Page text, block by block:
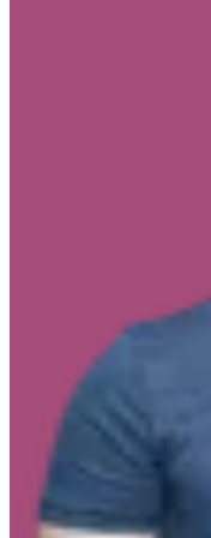
Para quem já teve
precisa aprofundar
exercícios você terá
7h de carga horária
escolha para fixar o
Caso eu tenha alguma
O fórum de
para assinantes de um de
Não conheço nada sobre
curso?Sim. Este curso de
iniciantes. Portanto,
para aproveitar esse curso.
Existe algum pré-requisito
pessoa poderá fazer este